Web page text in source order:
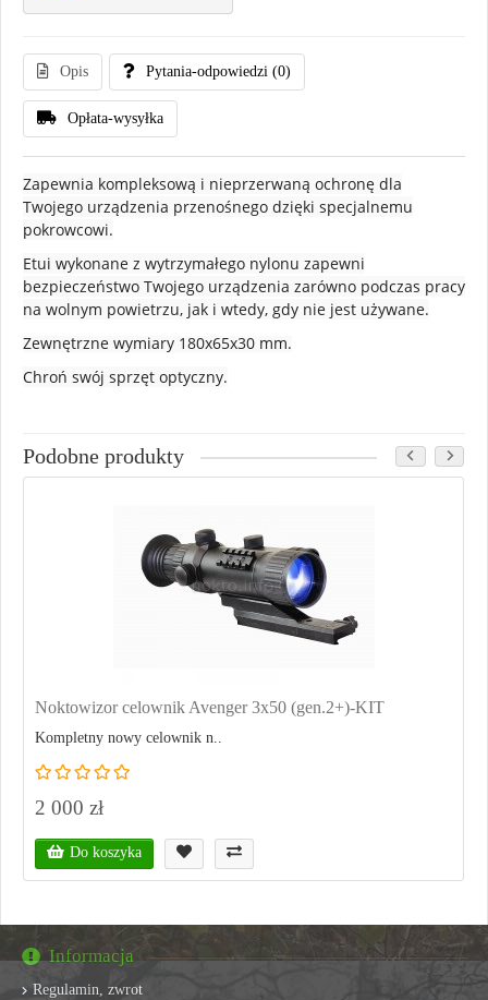
Opis Pytania-odpowiedzi (0)
Opłata-wysyłka
Zapewnia kompleksową i nieprzerwaną ochronę dla
Twojego urządzenia przenośnego dzięki specjalnemu
pokrowcowi.
Etui wykonane z wytrzymałego nylonu zapewni
bezpieczeństwo Twojego urządzenia zarówno podczas pracy
na wolnym powietrzu, jak i wtedy, gdy nie jest używane.
Zewnętrzne wymiary 180x65x30 mm.
Chroń swój sprzęt optyczny.
Podobne produkty
Noktowizor celownik Avenger 3x50 (gen.2+)-KIT
Kompletny nowy celownik n..
2 000 zł
Do koszyka
Informacja
Regulamin, zwrot